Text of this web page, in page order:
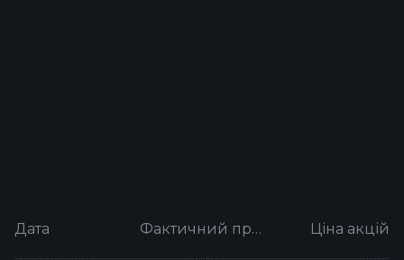
Дата Фактичний прибуток на акцію Ціна акцій